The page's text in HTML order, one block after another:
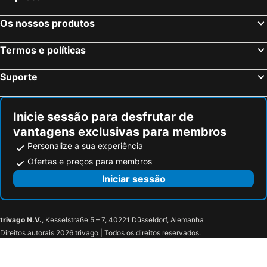
Os nossos produtos
Termos e políticas
Suporte
Inicie sessão para desfrutar de
vantagens exclusivas para membros
Personalize a sua experiência
Ofertas e preços para membros
Iniciar sessão
trivago N.V., Kesselstraße 5 – 7, 40221 Düsseldorf, Alemanha
Direitos autorais 2026 trivago | Todos os direitos reservados.